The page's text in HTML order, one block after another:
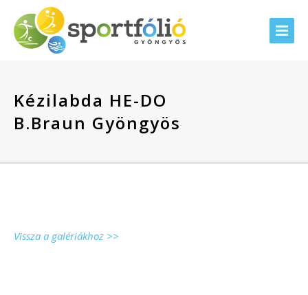
Kézilabda HE-DO
B.Braun Gyöngyös
Vissza a galériákhoz >>